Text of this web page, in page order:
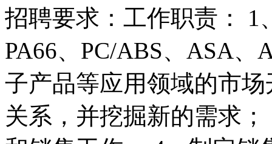
招聘要求：工作职责： 1
PA66、PC/ABS、ASA、
子产品等应用领域的市
关系，并挖掘新的需求